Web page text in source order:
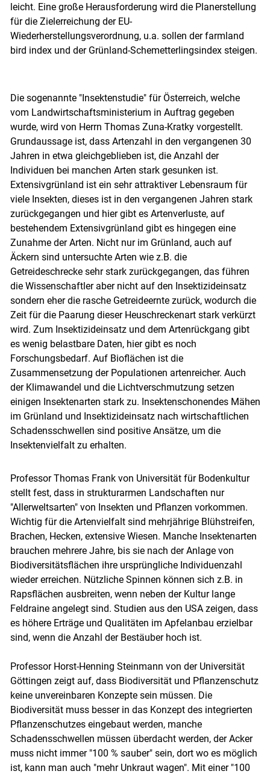
Skip to main content
leicht. Eine große Herausforderung wird die Planerstellung
für die Zielerreichung der EU-
Wiederherstellungsverordnung, u.a. sollen der farmland
bird index und der Grünland-Schemetterlingsindex steigen.
Die sogenannte "Insektenstudie" für Österreich, welche
vom Landwirtschaftsministerium in Auftrag gegeben
wurde, wird von Herrn Thomas Zuna-Kratky vorgestellt.
Grundaussage ist, dass Artenzahl in den vergangenen 30
Jahren in etwa gleichgeblieben ist, die Anzahl der
Individuen bei manchen Arten stark gesunken ist.
Extensivgrünland ist ein sehr attraktiver Lebensraum für
viele Insekten, dieses ist in den vergangenen Jahren stark
zurückgegangen und hier gibt es Artenverluste, auf
bestehendem Extensivgrünland gibt es hingegen eine
Zunahme der Arten. Nicht nur im Grünland, auch auf
Äckern sind untersuchte Arten wie z.B. die
Getreideschrecke sehr stark zurückgegangen, das führen
die Wissenschaftler aber nicht auf den Insektizideinsatz
sondern eher die rasche Getreideernte zurück, wodurch die
Zeit für die Paarung dieser Heuschreckenart stark verkürzt
wird. Zum Insektizideinsatz und dem Artenrückgang gibt
es wenig belastbare Daten, hier gibt es noch
Forschungsbedarf. Auf Bioflächen ist die
Zusammensetzung der Populationen artenreicher. Auch
der Klimawandel und die Lichtverschmutzung setzen
einigen Insektenarten stark zu. Insektenschonendes Mähen
im Grünland und Insektizideinsatz nach wirtschaftlichen
Schadensschwellen sind positive Ansätze, um die
Insektenvielfalt zu erhalten.
Professor Thomas Frank von Universität für Bodenkultur
stellt fest, dass in strukturarmen Landschaften nur
"Allerweltsarten" von Insekten und Pflanzen vorkommen.
Wichtig für die Artenvielfalt sind mehrjährige Blühstreifen,
Brachen, Hecken, extensive Wiesen. Manche Insektenarten
brauchen mehrere Jahre, bis sie nach der Anlage von
Biodiversitätsflächen ihre ursprüngliche Individuenzahl
wieder erreichen. Nützliche Spinnen können sich z.B. in
Rapsflächen ausbreiten, wenn neben der Kultur lange
Feldraine angelegt sind. Studien aus den USA zeigen, dass
es höhere Erträge und Qualitäten im Apfelanbau erzielbar
sind, wenn die Anzahl der Bestäuber hoch ist.
Professor Horst-Henning Steinmann von der Universität
Göttingen zeigt auf, dass Biodiversität und Pflanzenschutz
keine unvereinbaren Konzepte sein müssen. Die
Biodiversität muss besser in das Konzept des integrierten
Pflanzenschutzes eingebaut werden, manche
Schadensschwellen müssen überdacht werden, der Acker
muss nicht immer "100 % sauber" sein, dort wo es möglich
ist, kann man auch "mehr Unkraut wagen". Mit einer "100